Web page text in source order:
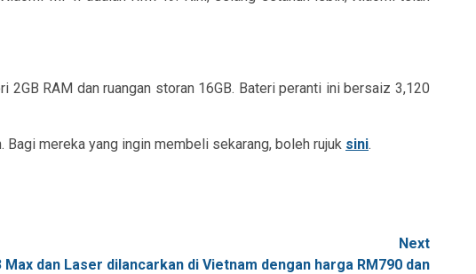
RAM dan ruangan storan 16GB. Bateri peranti ini bersaiz 3,120
mereka yang ingin membeli sekarang, boleh rujuk sini.
Next
dan Laser dilancarkan di Vietnam dengan harga RM790 dan